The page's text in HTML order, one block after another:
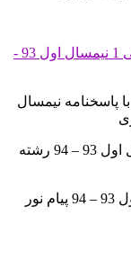
دانلود رایگان نمونه سوال پژوهش عملیاتی 1 با پاسخنامه نیمسال
دانلود نمونه سوال پژوهش عملیاتی 1 نیمسال اول 93 – 94 رشته
سوالات درس پژوهش عملیاتی 1 نیمسال اول 93 – 94 پیام نور